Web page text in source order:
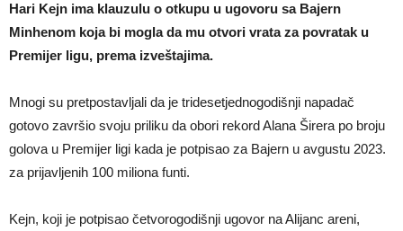
forme odmah ispao
Hari Kejn ima klauzulu o otkupu u ugovoru sa Bajern
Minhenom koja bi mogla da mu otvori vrata za povratak u
Premijer ligu, prema izveštajima.
Mnogi su pretpostavljali da je tridesetjednogodišnji napadač
gotovo završio svoju priliku da obori rekord Alana Širera po broju
golova u Premijer ligi kada je potpisao za Bajern u avgustu 2023.
za prijavljenih 100 miliona funti.
Kejn, koji je potpisao četvorogodišnji ugovor na Alijanc areni,